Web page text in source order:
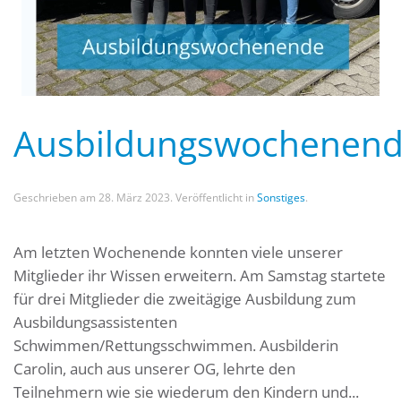
Geschrieben am 28. März 2023. Veröffentlicht inSonstiges.
Am letzten Wochenende konnten viele unserer
Mitglieder ihr Wissen erweitern. Am Samstag startete
für drei Mitglieder die zweitägige Ausbildung zum
Ausbildungsassistenten
Schwimmen/Rettungsschwimmen. Ausbilderin
Carolin, auch aus unserer OG, lehrte den
Teilnehmern wie sie wiederum den Kindern und...